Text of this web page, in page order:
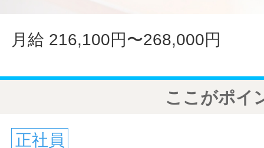
月給 216,100円〜268,000円
ここがポイ
正社員